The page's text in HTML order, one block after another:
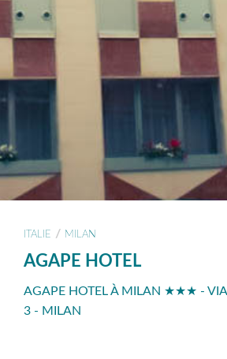
ITALIE / MILAN
AGAPE HOTEL
AGAPE HOTEL À MILAN ★★★ -
3 - MILAN